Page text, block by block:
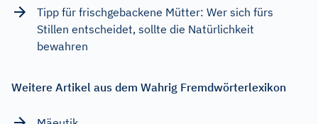
Tipp für frischgebackene Mütter: Wer sich fürs
Stillen entscheidet, sollte die Natürlichkeit
bewahren
Weitere Artikel aus dem Wahrig Fremdwörterlexikon